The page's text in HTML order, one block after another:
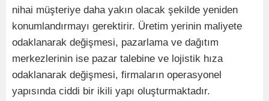
nihai müşteriye daha yakın olacak şekilde yeniden
konumlandırmayı gerektirir. Üretim yerinin maliyete
odaklanarak değişmesi, pazarlama ve dağıtım
merkezlerinin ise pazar talebine ve lojistik hıza
odaklanarak değişmesi, firmaların operasyonel
yapısında ciddi bir ikili yapı oluşturmaktadır.